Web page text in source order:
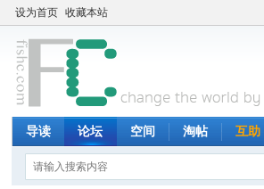
设为首页 收藏本站
导读 论坛 空间 淘帖 互助